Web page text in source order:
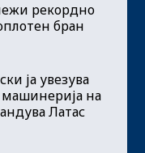
рекордно
бран
ја увезува
на
Латас